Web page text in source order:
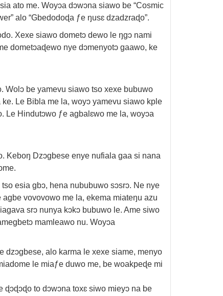
ato me. Woyɔa dɔwɔna siawo be “Cosmic
alo “Gbedodoɖa ƒe ŋusɛ dzadzraɖo”.
Xexe siawo dometɔ dewo le ŋgɔ nami
dometɔaɖewo nye dɔmenyotɔ gaawo, ke
Wolɔ be yamevu siawo tso xexe bubuwo
Le Bibla me la, woyɔ yamevu siawo kple
Hindutɔwo ƒe agbalɛwo me la, woyɔa
Keboŋ Dzɔgbese enye nufiala gaa si nana
esia gbɔ, hena nububuwo sɔsrɔ. Ne nye
vovovowo me la, ekema miateŋu azu
srɔ nunya kɔkɔ bubuwo le. Ame siwo
mamleawo nu. Woyɔa
dzɔgbese, alo karma le xexe siame, menyo
le miaƒe duwo me, be woakpeɖe mi
to dɔwɔna toxɛ siwo mieyɔ na be